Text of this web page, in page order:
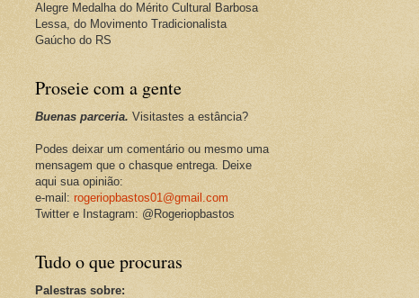
Alegre Medalha do Mérito Cultural Barbosa
Lessa, do Movimento Tradicionalista
Gaúcho do RS
Proseie com a gente
Buenas parceria. Visitastes a estância?
Podes deixar um comentário ou mesmo uma
mensagem que o chasque entrega. Deixe
aqui sua opinião:
e-mail: rogeriopbastos01@gmail.com
Twitter e Instagram: @Rogeriopbastos
Tudo o que procuras
Palestras sobre: